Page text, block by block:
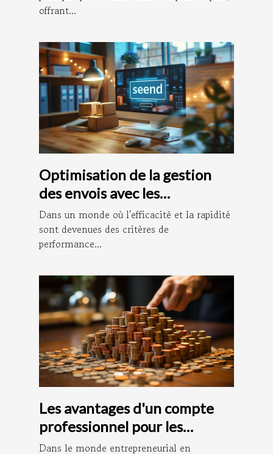
offrant...
Optimisation de la gestion
des envois avec les
plateformes
d'affranchissement en ligne
Dans un monde où l'efficacité et la rapidité
sont devenues des critères de
performance...
Les avantages d'un compte
professionnel pour les
entrepreneurs
Dans le monde entrepreneurial en